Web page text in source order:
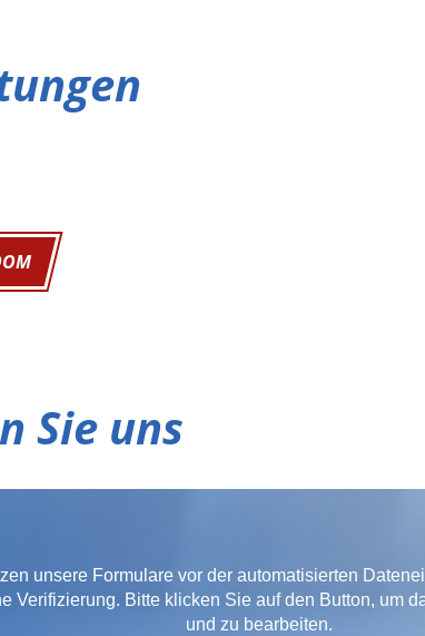
Sie uns
unsere Formulare vor der automatisierten
Verifizierung. Bitte klicken Sie auf den Button, um
und zu bearbeiten.